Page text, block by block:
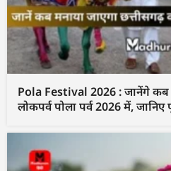
Pola Festival 2026 : जानेंगे कब
लोकपर्व पोला पर्व 2026 में,